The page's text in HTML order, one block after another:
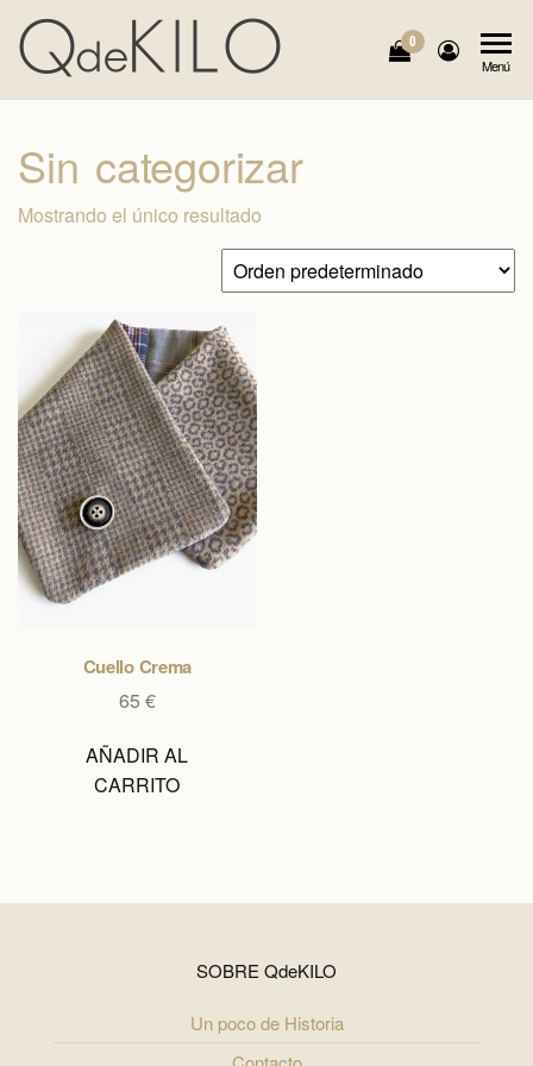
Saltar
contenido
QdeKILO
Modelos
Únicos
0
Menú
Sin categorizar
Mostrando el único resultado
Cuello Crema
65 €
AÑADIR AL
CARRITO
SOBRE QdeKILO
Un poco de Historia